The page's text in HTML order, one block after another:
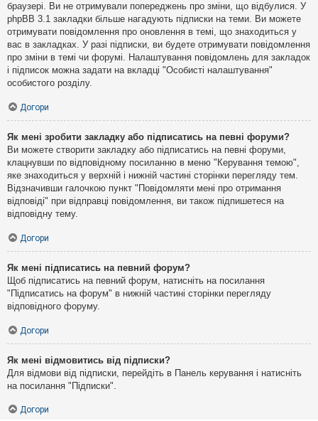
браузері. Ви не отримували попереджень про зміни, що відбулися. У
phpBB 3.1 закладки більше нагадують підписки на теми. Ви можете
отримувати повідомлення про оновлення в темі, що знаходиться у
вас в закладках. У разі підписки, ви будете отримувати повідомлення
про зміни в темі чи форумі. Налаштування повідомлень для закладок
і підписок можна задати на вкладці "Особисті налаштування"
особистого розділу.
Догори
Як мені зробити закладку або підписатись на певні форуми?
Ви можете створити закладку або підписатись на певні форуми,
клацнувши по відповідному посиланню в меню "Керування темою",
яке знаходиться у верхній і нижній частині сторінки перегляду тем.
Відзначивши галочкою пункт "Повідомляти мені про отримання
відповіді" при відправці повідомлення, ви також підпишетеся на
відповідну тему.
Догори
Як мені підписатись на певний форум?
Щоб підписатись на певний форум, натисніть на посилання
"Підписатись на форум" в нижній частині сторінки перегляду
відповідного форуму.
Догори
Як мені відмовитись від підписки?
Для відмови від підписки, перейдіть в Панель керування і натисніть
на посилання "Підписки".
Догори